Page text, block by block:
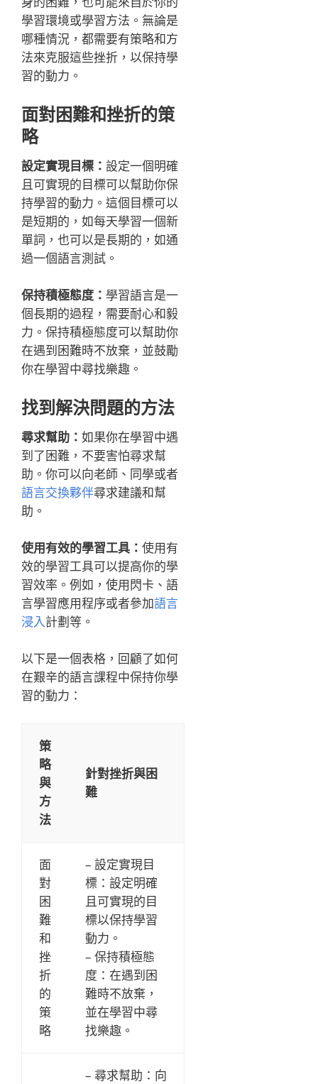
學習環境或學習方法。無論是
哪種情況，都需要有策略和方
法來克服這些挫折，以保持學
習的動力。
面對困難和挫折的策
略
設定實現目標： 設定一個明確
且可實現的目標可以幫助你保
持學習的動力。這個目標可以
是短期的，如每天學習一個新
單詞，也可以是長期的，如通
過一個語言測試。
保持積極態度： 學習語言是一
個長期的過程，需要耐心和毅
力。保持積極態度可以幫助你
在遇到困難時不放棄，並鼓勵
你在學習中尋找樂趣。
找到解決問題的方法
尋求幫助： 如果你在學習中遇
到了困難，不要害怕尋求幫
助。你可以向老師、同學或者
語言交換夥伴尋求建議和幫
助。
使用有效的學習工具： 使用有
效的學習工具可以提高你的學
習效率。例如，使用閃卡、語
言學習應用程序或者參加語言
浸入計劃等。
以下是一個表格，回顧了如何
在艱辛的語言課程中保持你學
習的動力：
策
略
與
方
法
針對挫折與困
難
面
對
困
難
和
挫
折
的
策
略
– 設定實現目
標：設定明確
且可實現的目
標以保持學習
動力。
– 保持積極態
度：在遇到困
難時不放棄，
並在學習中尋
找樂趣。
– 尋求幫助：向